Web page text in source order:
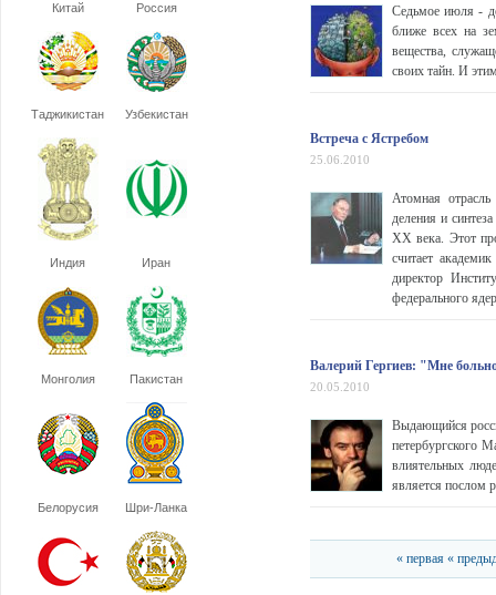
Китай Россия
Таджикистан Узбекистан
Индия Иран
Монголия Пакистан
Белорусия Шри-Ланка
Седьмое июля -
ближе всех на
вещества,
своих тайн. И
Встреча с Ястребом
25.06.2010
Атомная
деления и
ХХ века. Этот
считает
директор
федерального
Валерий Гергиев: "Мне
20.05.2010
Выдающийся
петербургского
влиятельных
является послом
« первая «